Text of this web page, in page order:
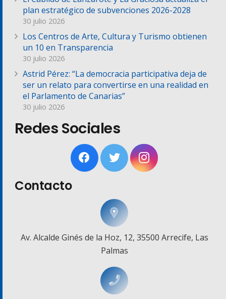
plan estratégico de subvenciones 2026-2028
30 julio 2026
Los Centros de Arte, Cultura y Turismo obtienen
un 10 en Transparencia
30 julio 2026
Astrid Pérez: “La democracia participativa deja de
ser un relato para convertirse en una realidad en
el Parlamento de Canarias”
30 julio 2026
Redes Sociales
Contacto
Av. Alcalde Ginés de la Hoz, 12, 35500 Arrecife, Las
Palmas